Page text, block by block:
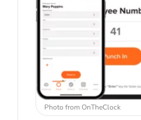
Photo from OnTheClock